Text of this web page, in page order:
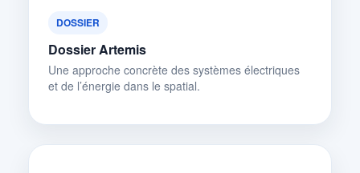
DOSSIER
Dossier Artemis
Une approche concrète des systèmes électriques
et de l’énergie dans le spatial.